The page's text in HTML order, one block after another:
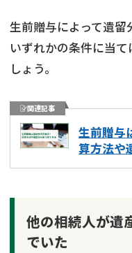
生前贈与によって遺
いずれかの条件に当
しょう。
関連記事
生前贈与
算方法や
他の相続人が遺
でいた